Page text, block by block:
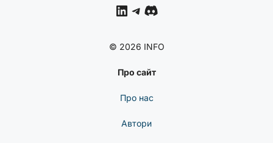
LinkedIn
Telegram
Discord
© 2026 INFO
Про сайт
Про нас
Автори